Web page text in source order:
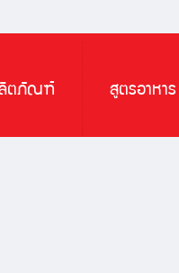
ตภัณฑ์ สูตรอาหาร